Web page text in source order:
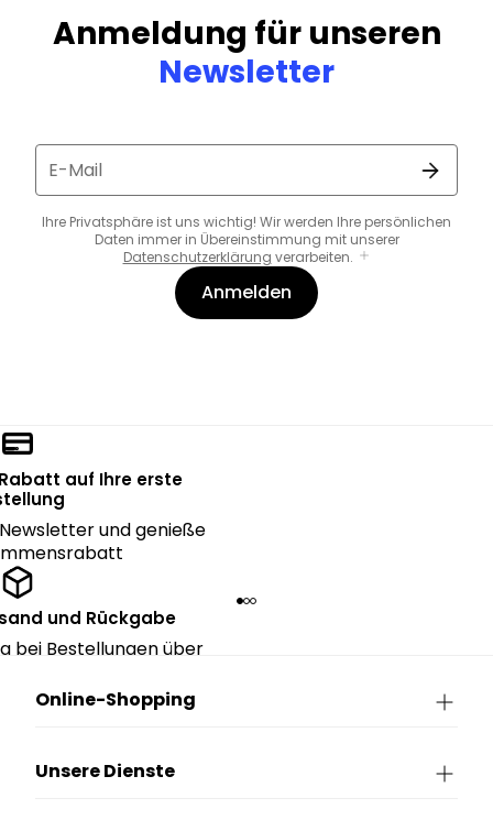
Anmeldung für unseren
Newsletter
E-Mail
Ihre Privatsphäre ist uns wichtig! Wir werden Ihre persönlichen
Daten immer in Übereinstimmung mit unserer
Datenschutzerklärung verarbeiten.
Anmelden
auf Ihre erste
und genieße
und Rückgabe
bei Bestellungen über
Online-Shopping
Unsere Dienste